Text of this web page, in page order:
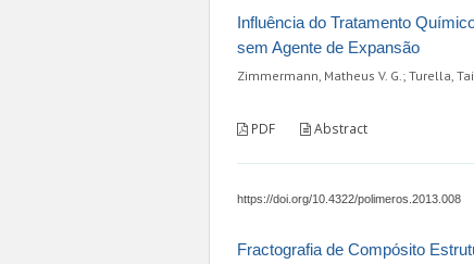
Influência do Tratamento
sem Agente de Expansão
Zimmermann, Matheus V. G.; Turella,
PDF Abstract
https://doi.org/10.4322/polimeros.2013.008
Fractografia de Compósito